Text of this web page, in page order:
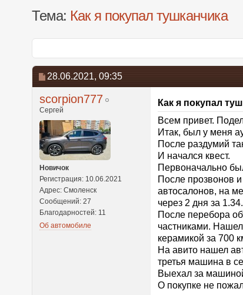
Тема: Как я покупал тушканчика
28.06.2021, 09:35
scorpion777
Сергей
Новичок
Регистрация: 10.06.2021
Адрес: Смоленск
Сообщений: 27
Благодарностей: 11
Об автомобиле
Как я покупал
Всем привет.
Итак, был у меня
После раздумий
И начался квест.
Первоначально
После прозвонов
автосалонов, на
через 2 дня за 1.34.
После перебора
частниками.
керамикой за 700
На авито нашел
третья машина в
Выехал за
О покупке не